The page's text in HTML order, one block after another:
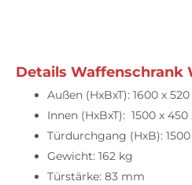
Details Waffenschrank
Außen (HxBxT): 1600 x
Innen (HxBxT): 1500 x
Türdurchgang (HxB):
Gewicht: 162 kg
Türstärke: 83 mm